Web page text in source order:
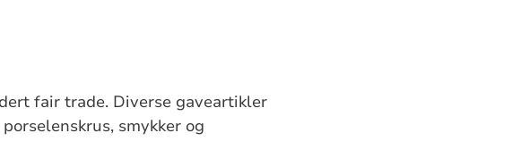
fair trade. Diverse gaveartikler
smykker og